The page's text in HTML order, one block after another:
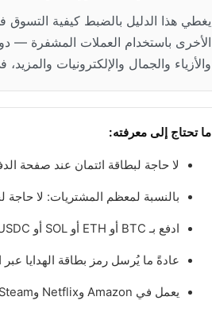
الأخرى باستخدام العملات المشفرة —
والأزياء والجمال والإلكترونيات
ما تحتاج إلى معرفته:
لا حاجة لبطاقة ائتمان عند صفحة
بالنسبة لمعظم المشتريات: لا
ادفع بـ BTC أو ETH أو SOL أو USDC، أو عبر تحويل SEPA
عادةً ما يُرسل رمز بطاقة الهدايا عبر
يعمل في Amazon وNetflix وSteam وTesco وAdidas وSephora وIKEA ومئات المتاجر الأخرى